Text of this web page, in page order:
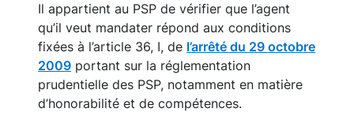
Il appartient au PSP de vérifier que l’agent
qu’il veut mandater répond aux conditions
fixées à l’article 36, I, de l’arrêté du 29 octobre
2009 portant sur la réglementation
prudentielle des PSP, notamment en matière
d’honorabilité et de compétences.